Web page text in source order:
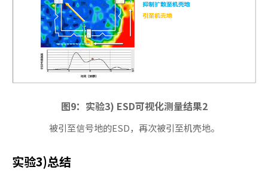
图9：实验3) ESD可视化测量结果2
被引至信号地的ESD，再次被引至机壳地。
实验3)总结